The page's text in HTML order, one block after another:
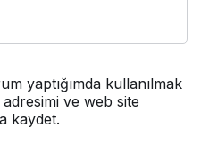
yaptığımda kullanılmak
adresimi ve web site
kaydet.